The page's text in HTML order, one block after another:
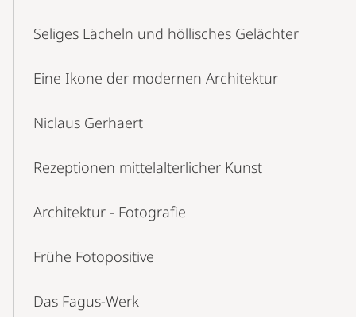
Seliges Lächeln und höllisches Gelächter
Eine Ikone der modernen Architektur
Niclaus Gerhaert
Rezeptionen mittelalterlicher Kunst
Architektur - Fotografie
Frühe Fotopositive
Das Fagus-Werk